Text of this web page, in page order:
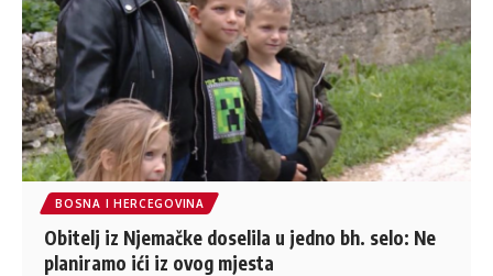
BOSNA I HERCEGOVINA
Obitelj iz Njemačke doselila u jedno bh. selo: Ne
planiramo ići iz ovog mjesta